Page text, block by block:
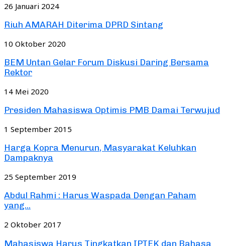
26 Januari 2024
Riuh AMARAH Diterima DPRD Sintang
10 Oktober 2020
BEM Untan Gelar Forum Diskusi Daring Bersama
Rektor
14 Mei 2020
Presiden Mahasiswa Optimis PMB Damai Terwujud
1 September 2015
Harga Kopra Menurun, Masyarakat Keluhkan
Dampaknya
25 September 2019
Abdul Rahmi : Harus Waspada Dengan Paham
yang...
2 Oktober 2017
Mahasiswa Harus Tingkatkan IPTEK dan Bahasa